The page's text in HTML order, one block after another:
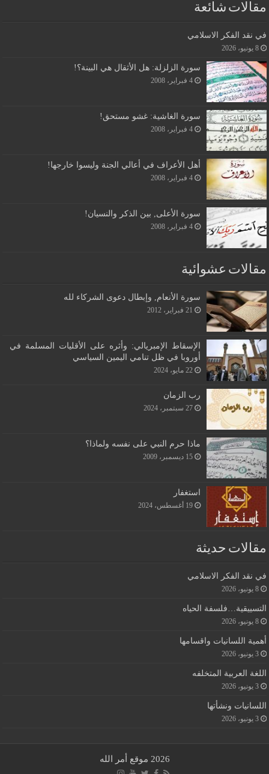
مقالات شائعة
في نقد الفكر الاسلامي
8 يونيو، 2026
سورة الزلزلة: هل الأثقال هي البينة؟!
4 فبراير، 2008
سورة الغاشية: غشو مستحق!
4 فبراير، 2008
أهل الأعراف في أعالي الجنة وليسوا خارجها!
4 فبراير، 2008
سورة الأعلى, بين الذكر والنسيان!
4 فبراير، 2008
مقالات عشوائية
سورة الأنعام, وإبطال دعوى الشركاء لله
21 فبراير، 2012
الإسقاط الإمبريالي: وأثره على الأقليات المسلمة في
أوروبا في ظل تنامي اليمين السياسي
22 مايو، 2024
رب الزمان
27 سبتمبر، 2024
ماذا حرم النبي على نفسه ولماذا؟
15 ديسمبر، 2009
استغفار
19 أغسطس، 2024
مقالات حديثة
في نقد الفكر الاسلامي
8 يونيو، 2026
التسييقية…فلسفة الحياه
8 يونيو، 2026
أهمية اللسانيات واقسامها
3 يونيو، 2026
اللغة العربية المتخلفه
3 يونيو، 2026
اللسانيات ونشأتها
3 يونيو، 2026
2026 موقع أمر الله